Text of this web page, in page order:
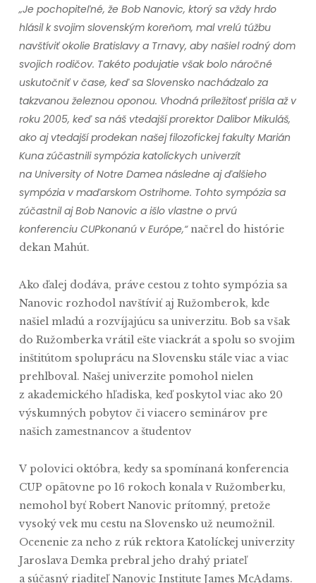
„Je pochopiteľné, že Bob Nanovic, ktorý sa vždy hrdo
hlásil k svojim slovenským koreňom, mal vrelú túžbu
navštíviť okolie Bratislavy a Trnavy, aby našiel rodný dom
svojich rodičov. Takéto podujatie však bolo náročné
uskutočniť v čase, keď sa Slovensko nachádzalo za
takzvanou železnou oponou. Vhodná príležitosť prišla až v
roku 2005, keď sa náš vtedajší prorektor Dalibor Mikuláš,
ako aj vtedajší prodekan našej filozofickej fakulty Marián
Kuna zúčastnili sympózia katolíckych univerzít
na University of Notre Damea následne aj ďalšieho
sympózia v maďarskom Ostrihome. Tohto sympózia sa
zúčastnil aj Bob Nanovic a išlo vlastne o prvú
konferenciu CUPkonanú v Európe,“načrel do histórie
dekan Mahút.
Ako ďalej dodáva, práve cestou z tohto sympózia sa
Nanovic rozhodol navštíviť aj Ružomberok, kde
našiel mladú a rozvíjajúcu sa univerzitu. Bob sa však
do Ružomberka vrátil ešte viackrát a spolu so svojim
inštitútom spoluprácu na Slovensku stále viac a viac
prehlboval. Našej univerzite pomohol nielen
z akademického hľadiska, keď poskytol viac ako 20
výskumných pobytov či viacero seminárov pre
našich zamestnancov a študentov
V polovici októbra, kedy sa spomínaná konferencia
CUP opätovne po 16 rokoch konala v Ružomberku,
nemohol byť Robert Nanovic prítomný, pretože
vysoký vek mu cestu na Slovensko už neumožnil.
Ocenenie za neho z rúk rektora Katolíckej univerzity
Jaroslava Demka prebral jeho drahý priateľ
a súčasný riaditeľ Nanovic Institute James McAdams.